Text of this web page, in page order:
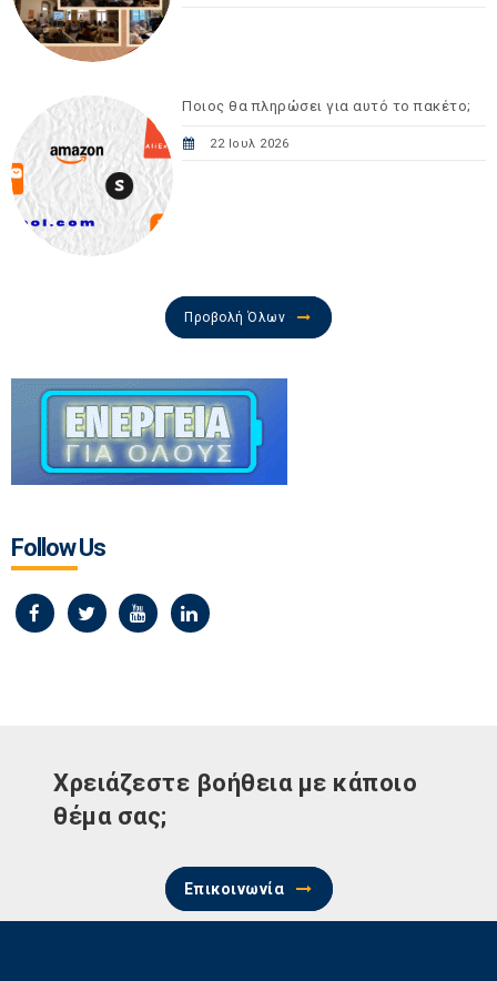
Ποιος θα πληρώσει για αυτό το πακέτο;
22 Ιουλ 2026
Προβολή Όλων
Follow Us
Χρειάζεστε βοήθεια με κάποιο
θέμα σας;
Επικοινωνία